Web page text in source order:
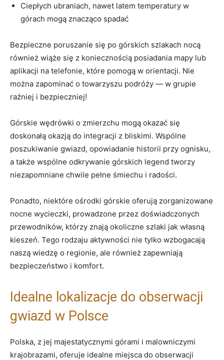
Ciepłych ubraniach, nawet⁤ latem temperatury w
górach‍ mogą znacząco spadać
Bezpieczne poruszanie się po górskich szlakach nocą
również wiąże się z koniecznością posiadania mapy lub
aplikacji na telefonie, które pomogą w orientacji. Nie
można zapominać⁣ o towarzyszu podróży — w grupie
raźniej‌ i bezpieczniej!
Górskie wędrówki ⁣o zmierzchu mogą ⁣okazać się⁢
doskonałą‌ okazją​ do⁢ integracji ⁤z bliskimi. ‍Wspólne
poszukiwanie gwiazd, opowiadanie historii przy ognisku,
a także wspólne odkrywanie górskich legend tworzy
niezapomniane chwile ⁤pełne śmiechu i radości.
Ponadto, niektóre ośrodki górskie oferują zorganizowane
nocne wycieczki, ⁣prowadzone przez doświadczonych
przewodników, którzy znają okoliczne szlaki jak własną
kieszeń. Tego rodzaju aktywności nie ⁤tylko wzbogacają
naszą wiedzę‍ o regionie, ale również zapewniają
bezpieczeństwo i komfort.
Idealne lokalizacje do obserwacji
gwiazd w Polsce
Polska, z jej majestatycznymi ⁣górami i ⁣malowniczymi
krajobrazami, oferuje idealne miejsca do obserwacji